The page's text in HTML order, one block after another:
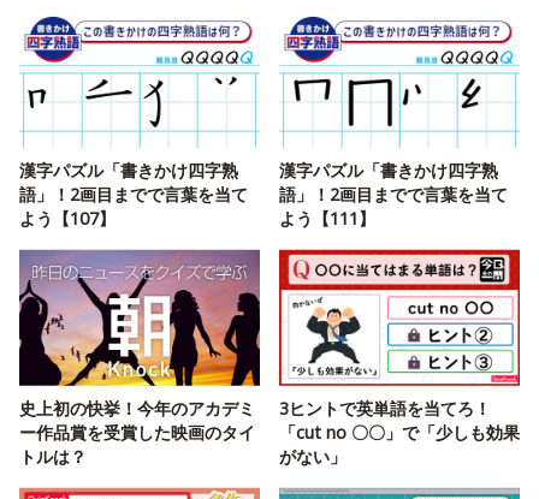
漢字パズル「書きかけ四字熟
語」！2画目までで言葉を当て
よう【107】
漢字パズル「書きかけ四字熟
語」！2画目までで言葉を当て
よう【111】
史上初の快挙！今年のアカデミ
ー作品賞を受賞した映画のタイ
トルは？
3ヒントで英単語を当てろ！
「cut no 〇〇」で「少しも効果
がない」